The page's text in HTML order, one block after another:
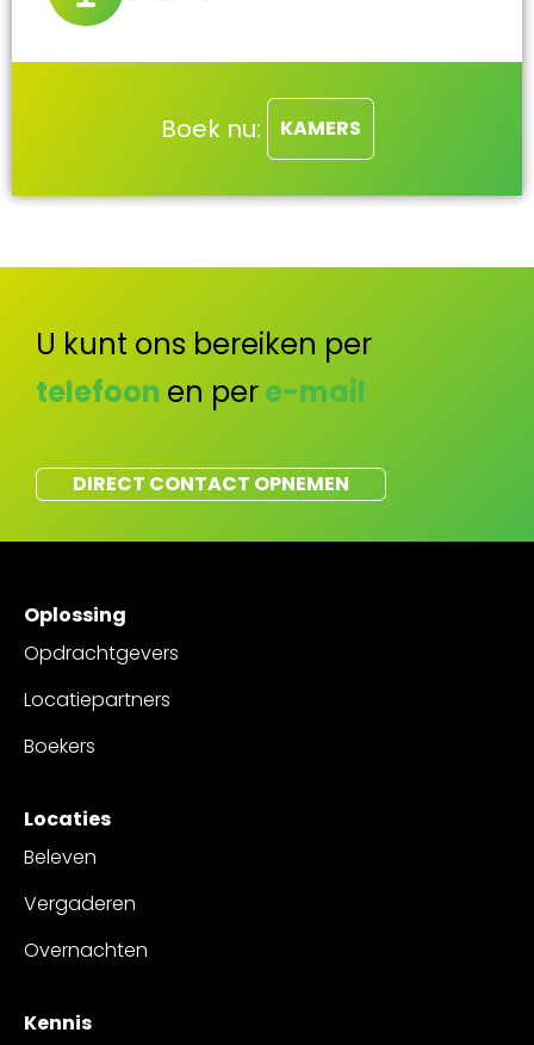
Boek nu: KAMERS
U kunt ons bereiken per
telefoon en pere-mail
DIRECT CONTACT OPNEMEN
Oplossing
Opdrachtgevers
Locatiepartners
Boekers
Locaties
Beleven
Vergaderen
Overnachten
Kennis